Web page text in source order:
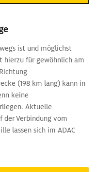
ist und möglichst
hierzu für gewöhnlich am
(198 km lang) kann in
keine
Aktuelle
der Verbindung vom
lassen sich im ADAC